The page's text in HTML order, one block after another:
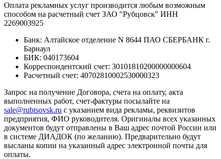
Оплата рекламных услуг производится любым возможным
способом на расчетный счет ЗАО "Рубцовск" ИНН
2269003925
Банк: Алтайское отделение N 8644 ПАО СБЕРБАНК г.
Барнаул
БИК: 040173604
Корреспондентский счет: 30101810200000000604
Расчетный счет: 40702810002530000323
Запрос на получение Договора, счета на оплату, акта
выполненных работ, счет-фактуры посылайте на
sale@rubtsovsk.ru c указанием вида рекламы, реквизитов
предприятия, ФИО руководителя. Оригиналы всех указанных
документов будут отправлены в Ваш адрес почтой России или
в системе ДИАДОК (по желанию). Предварительно будут
высланы копии на указанный адрес электронной почты для
оплаты.